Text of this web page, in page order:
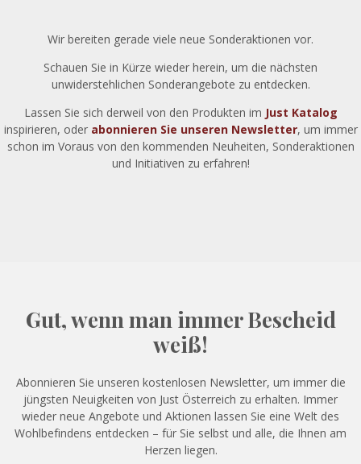
Wir bereiten gerade viele neue Sonderaktionen vor.
Schauen Sie in Kürze wieder herein, um die nächsten
unwiderstehlichen Sonderangebote zu entdecken.
Lassen Sie sich derweil von den Produkten im Just Katalog
inspirieren, oder abonnieren Sie unseren Newsletter, um immer
schon im Voraus von den kommenden Neuheiten, Sonderaktionen
und Initiativen zu erfahren!
Gut, wenn man immer Bescheid
weiß!
Abonnieren Sie unseren kostenlosen Newsletter, um immer die
jüngsten Neuigkeiten von Just Österreich zu erhalten. Immer
wieder neue Angebote und Aktionen lassen Sie eine Welt des
Wohlbefindens entdecken – für Sie selbst und alle, die Ihnen am
Herzen liegen.